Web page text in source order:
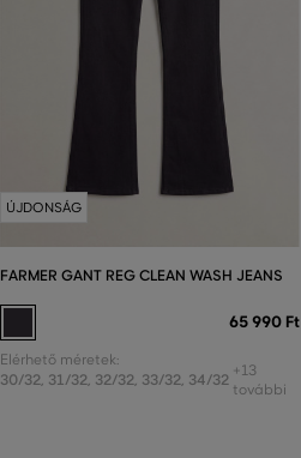
ÚJDONSÁG
FARMER GANT REG CLEAN WASH JEANS
65 990 Ft
Elérhető méretek:
30/32, 31/32, 32/32, 33/32, 34/32 +13
további